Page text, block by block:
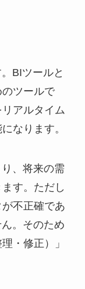
BIツールと
ツールで
アルタイム
なります。
、将来の需
す。ただし
不正確であ
。そのため
・修正）」